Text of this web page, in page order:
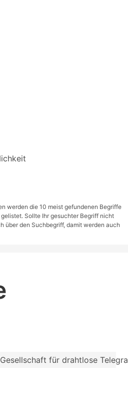
werden die 10 meist gefundenen Begriffe
Sollte Ihr gesuchter Begriff nicht
über den Suchbegriff, damit werden auch
für drahtlose